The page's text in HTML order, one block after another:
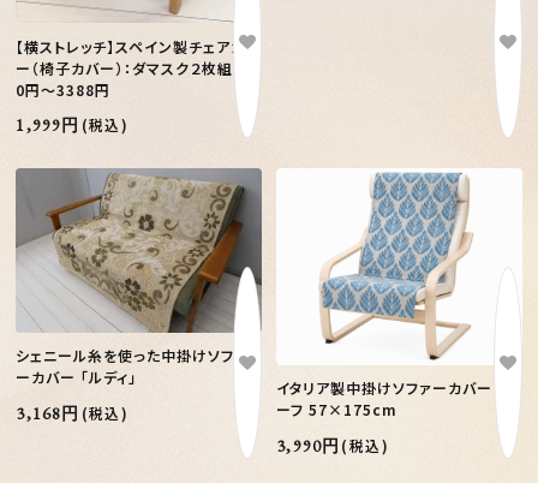
【横ストレッチ】スペイン製チェアカバ
ー（椅子カバー）：ダマスク２枚組199
0円～3388円
1,999円 (税込)
シェニール糸を使った中掛けソファ
ーカバー 「ルディ」
3,168円 (税込)
イタリア製中掛けソファーカバー｜リ
ーフ 57×175cm
3,990円 (税込)